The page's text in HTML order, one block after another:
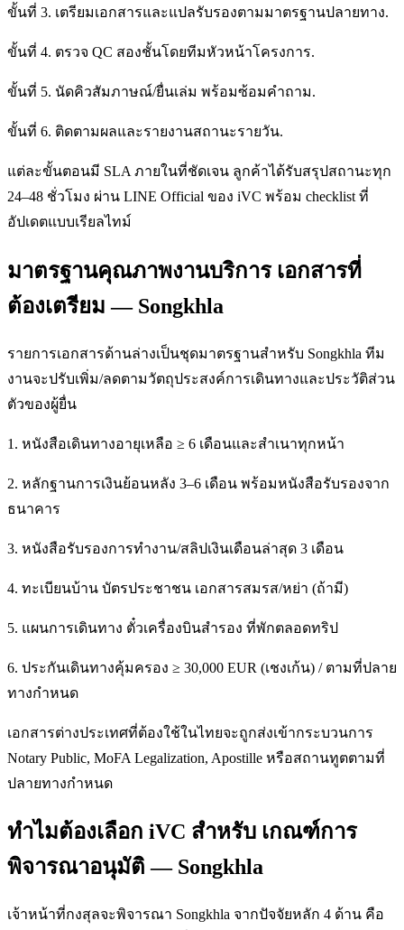
ขั้นที่ 3. เตรียมเอกสารและแปลรับรองตามมาตรฐานปลายทาง.
ขั้นที่ 4. ตรวจ QC สองชั้นโดยทีมหัวหน้าโครงการ.
ขั้นที่ 5. นัดคิวสัมภาษณ์/ยื่นเล่ม พร้อมซ้อมคำถาม.
ขั้นที่ 6. ติดตามผลและรายงานสถานะรายวัน.
แต่ละขั้นตอนมี SLA ภายในที่ชัดเจน ลูกค้าได้รับสรุปสถานะทุก
24–48 ชั่วโมง ผ่าน LINE Official ของ iVC พร้อม checklist ที่
อัปเดตแบบเรียลไทม์
มาตรฐานคุณภาพงานบริการ เอกสารที่
ต้องเตรียม — Songkhla
รายการเอกสารด้านล่างเป็นชุดมาตรฐานสำหรับ Songkhla ทีม
งานจะปรับเพิ่ม/ลดตามวัตถุประสงค์การเดินทางและประวัติส่วน
ตัวของผู้ยื่น
1. หนังสือเดินทางอายุเหลือ ≥ 6 เดือนและสำเนาทุกหน้า
2. หลักฐานการเงินย้อนหลัง 3–6 เดือน พร้อมหนังสือรับรองจาก
ธนาคาร
3. หนังสือรับรองการทำงาน/สลิปเงินเดือนล่าสุด 3 เดือน
4. ทะเบียนบ้าน บัตรประชาชน เอกสารสมรส/หย่า (ถ้ามี)
5. แผนการเดินทาง ตั๋วเครื่องบินสำรอง ที่พักตลอดทริป
6. ประกันเดินทางคุ้มครอง ≥ 30,000 EUR (เชงเก้น) / ตามที่ปลาย
ทางกำหนด
เอกสารต่างประเทศที่ต้องใช้ในไทยจะถูกส่งเข้ากระบวนการ
Notary Public, MoFA Legalization, Apostille หรือสถานทูตตามที่
ปลายทางกำหนด
ทำไมต้องเลือก iVC สำหรับ เกณฑ์การ
พิจารณาอนุมัติ — Songkhla
เจ้าหน้าที่กงสุลจะพิจารณา Songkhla จากปัจจัยหลัก 4 ด้าน คือ